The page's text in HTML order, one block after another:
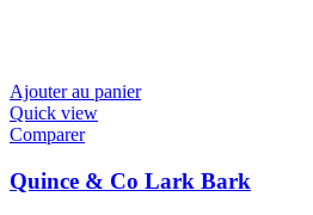
Ajouter au panier
Quick view
Comparer
Quince & Co Lark Bark